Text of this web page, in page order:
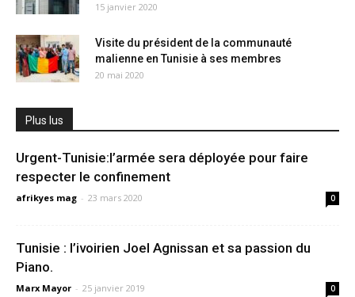
15 janvier 2020
Visite du président de la communauté
malienne en Tunisie à ses membres
20 mai 2020
Plus lus
Urgent-Tunisie:l’armée sera déployée pour faire
respecter le confinement
afrikyes mag - 23 mars 2020 0
Tunisie : l’ivoirien Joel Agnissan et sa passion du
Piano.
Marx Mayor - 25 janvier 2019 0